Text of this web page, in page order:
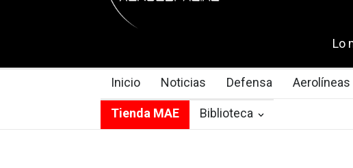
Lo
Inicio Noticias Defensa Aerolíneas
Tienda MAE Biblioteca